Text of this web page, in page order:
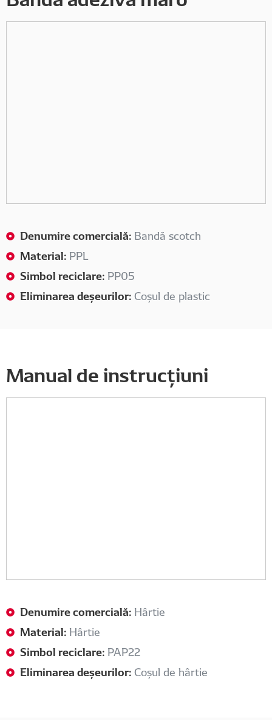
Denumire comercială:Bandă scotch
Material:PPL
Simbol reciclare:PP05
Eliminarea deșeurilor:Coșul de plastic
Manual de instrucțiuni
Denumire comercială:Hârtie
Material:Hârtie
Simbol reciclare:PAP22
Eliminarea deșeurilor:Coșul de hârtie